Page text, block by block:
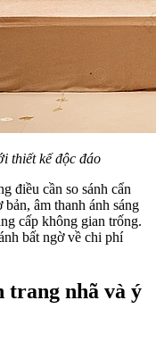
thiết kế độc đáo
điều cần so sánh cẩn
âm thanh ánh sáng
cấp không gian trống.
bất ngờ về chi phí
trang nhã và ý